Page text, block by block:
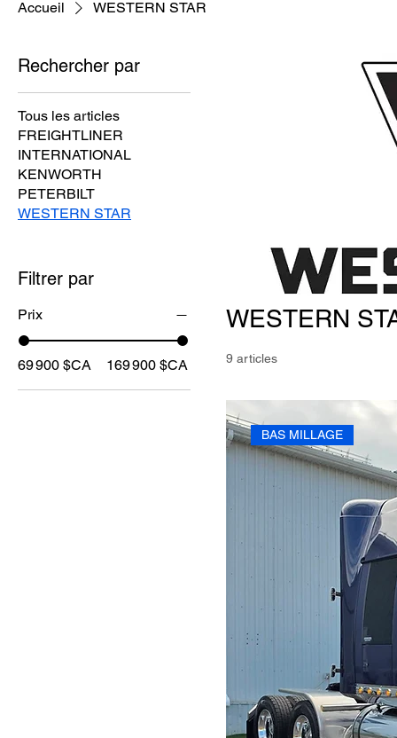
Accueil WESTERN STAR
Rechercher par
Tous les articles
FREIGHTLINER
INTERNATIONAL
KENWORTH
PETERBILT
WESTERN STAR
Filtrer par
Prix
69 900 $CA 169 900 $CA
WESTERN
9 articles
BAS MILLAGE